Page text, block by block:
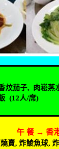
炆茄子, 肉崧蒸
(12人/席)
午 餐 → 香
賣,炸鯪魚球,